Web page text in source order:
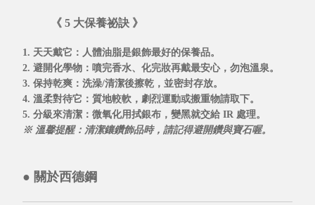
《 5 大保養祕訣 》
1. 天天戴它 ：人體油脂是銀飾最好的保養品。
2. 避開化學物 ：噴完香水、化完妝再戴最安心，勿泡溫泉。
3. 保持乾爽 ：洗澡/清潔後擦乾，並密封存放。
4. 溫柔對待它 ：質地較軟，劇烈運動或搬重物請取下。
5. 分級來清潔 ：微氧化用拭銀布，變黑就交給 IR 處理。
※ 溫馨提醒：清潔鑲鑽飾品時，請記得避開鑽與寶石喔。
● 關於西德鋼